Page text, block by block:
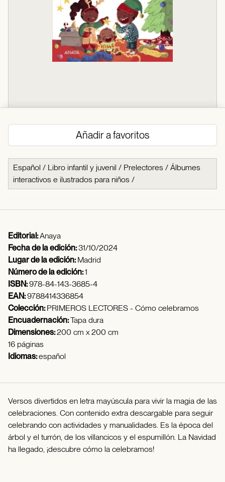
Añadir a favoritos
Español / Libro infantil y juvenil / Prelectores / Álbumes
interactivos e ilustrados para niños /
Editorial:Anaya
Fecha de la edición:31/10/2024
Lugar de la edición:Madrid
Número de la edición:1
ISBN:978-84-143-3685-4
EAN:9788414336854
Colección:PRIMEROS LECTORES - Cómo celebramos
Encuadernación:Tapa dura
Dimensiones:200 cm x 200 cm
16 páginas
Idiomas:español
Versos divertidos en letra mayúscula para vivir la magia de las
celebraciones. Con contenido extra descargable para seguir
celebrando con actividades y manualidades. Es la época del
árbol y el turrón, de los villancicos y el espumillón. La Navidad
ha llegado, ¡descubre cómo la celebramos!